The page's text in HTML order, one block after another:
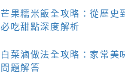
芒果糯米飯全攻略：從歷史
必吃甜點深度解析
白菜滷做法全攻略：家常美
問題解答